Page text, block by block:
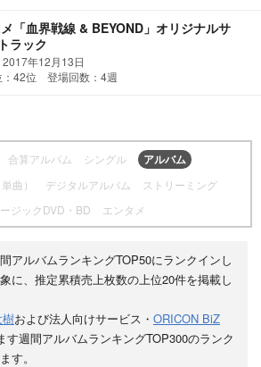
「血界戦線 & BEYOND」オリジナルサ
ラック
年12月13日
：42位 登場回数：4週
合算アルバム シングル アルバム
曲） デジタルアルバム
ストリーミング
ジックDVD・BD
エンタメ
アルバムランキングTOP50にランクインし
に、推定累積売上枚数の上位20件を掲載し
および法人向けサービス・ ORICON BiZ
す週間アルバムランキングTOP300のランク
す。